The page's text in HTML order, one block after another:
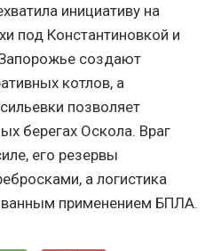
инициативу на
под Константиновкой и
создают
котлов, а
позволяет
берегах Оскола. Враг
его резервы
а логистика
применением БПЛА.